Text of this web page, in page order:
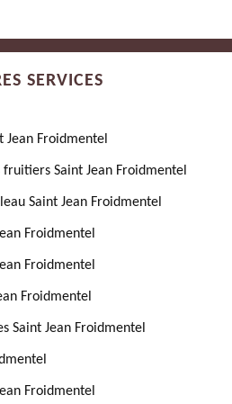
SERVICES
Jean Froidmentel
Saint Jean Froidmentel
Saint Jean Froidmentel
Froidmentel
Froidmentel
Froidmentel
Saint Jean Froidmentel
Froidmentel